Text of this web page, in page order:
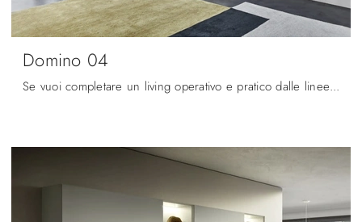
Domino 04
Se vuoi completare un living operativo e pratico dalle linee moderne, ti offriamo la parete attrezzata Domino 04 Sangiacomo.